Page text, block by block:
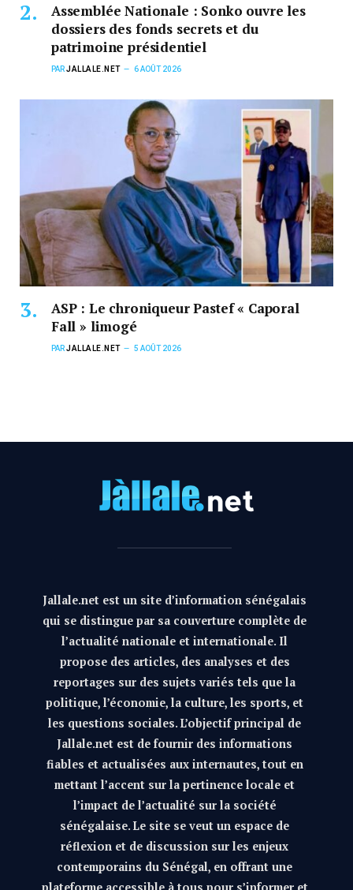
Assemblée Nationale : Sonko ouvre les
dossiers des fonds secrets et du
patrimoine présidentiel
PARJALLALE.NET 6 AOÛT 2026
ASP : Le chroniqueur Pastef « Caporal
Fall » limogé
PARJALLALE.NET 5 AOÛT 2026
Jallale.net est un site d’information sénégalais
qui se distingue par sa couverture complète de
l’actualité nationale et internationale. Il
propose des articles, des analyses et des
reportages sur des sujets variés tels que la
politique, l’économie, la culture, les sports, et
les questions sociales. L’objectif principal de
Jallale.net est de fournir des informations
fiables et actualisées aux internautes, tout en
mettant l’accent sur la pertinence locale et
l’impact de l’actualité sur la société
sénégalaise. Le site se veut un espace de
réflexion et de discussion sur les enjeux
contemporains du Sénégal, en offrant une
plateforme accessible à tous pour s’informer et